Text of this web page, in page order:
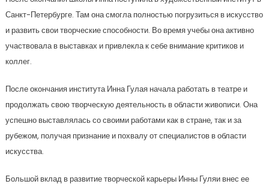
Санкт-Петербурге. Там она смогла полностью погрузиться в искусство
и развить свои творческие способности. Во время учебы она активно
участвовала в выставках и привлекла к себе внимание критиков и
коллег.
После окончания института Инна Гулая начала работать в театре и
продолжать свою творческую деятельность в области живописи. Она
успешно выставлялась со своими работами как в стране, так и за
рубежом, получая признание и похвалу от специалистов в области
искусства.
Большой вклад в развитие творческой карьеры Инны Гуляи внес ее